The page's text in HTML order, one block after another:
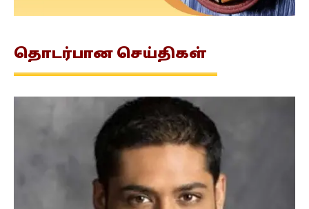
தொடர்பான செய்திகள்